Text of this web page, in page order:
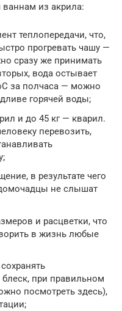
ваннам из акрила:
теплопередачи, что,
прогревать чашу —
сразу же принимать
вода остывает
за полчаса — можно
горячей воды;
и до 45 кг — кварил.
перевозить,
в результате чего
не слышат
и расцветки, что
в жизнь любые
при правильном
посмотреть здесь),